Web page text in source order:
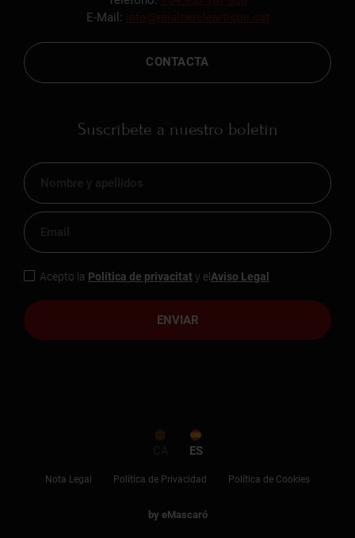
E-Mail: info@reialcercleartistic.cat
CONTACTA
Suscríbete a nuestro boletín
ENVIAR
Acepto la Política de privacitat y el Aviso Legal
CA ES
Nota Legal Política de Privacidad Política de Cookies
by eMascaró